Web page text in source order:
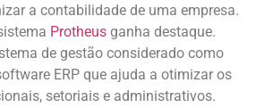
a contabilidade de uma empresa.
Protheus ganha destaque.
de gestão considerado como
ERP que ajuda a otimizar os
setoriais e administrativos.